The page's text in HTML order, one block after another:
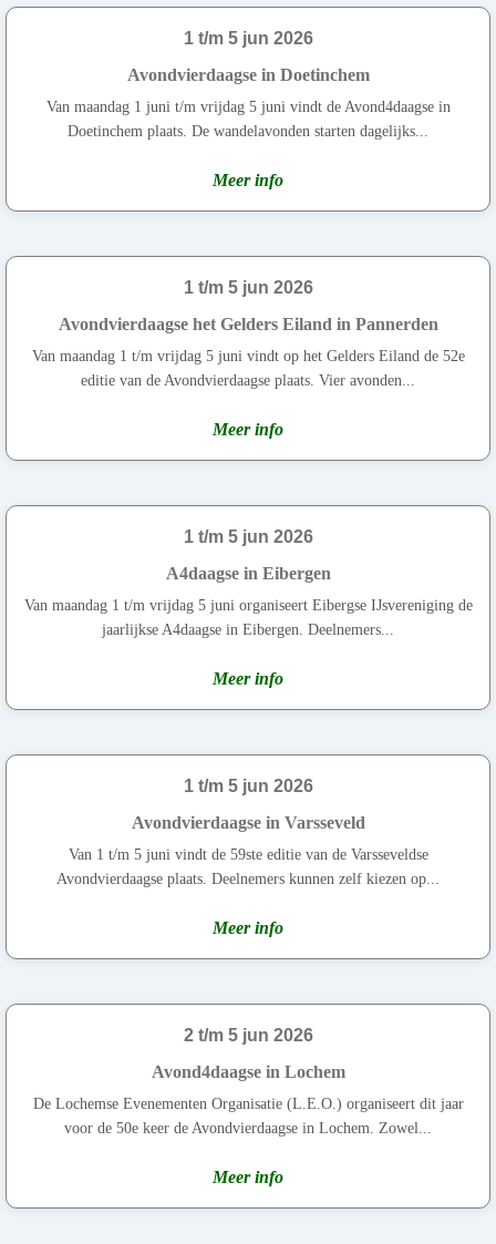
1 t/m 5 jun 2026
Avondvierdaagse in Doetinchem
Van maandag 1 juni t/m vrijdag 5 juni vindt de Avond4daagse in
Doetinchem plaats. De wandelavonden starten dagelijks...
Meer info
1 t/m 5 jun 2026
Avondvierdaagse het Gelders Eiland in Pannerden
Van maandag 1 t/m vrijdag 5 juni vindt op het Gelders Eiland de 52e
editie van de Avondvierdaagse plaats. Vier avonden...
Meer info
1 t/m 5 jun 2026
A4daagse in Eibergen
Van maandag 1 t/m vrijdag 5 juni organiseert Eibergse IJsvereniging de
jaarlijkse A4daagse in Eibergen. Deelnemers...
Meer info
1 t/m 5 jun 2026
Avondvierdaagse in Varsseveld
Van 1 t/m 5 juni vindt de 59ste editie van de Varsseveldse
Avondvierdaagse plaats. Deelnemers kunnen zelf kiezen op...
Meer info
2 t/m 5 jun 2026
Avond4daagse in Lochem
De Lochemse Evenementen Organisatie (L.E.O.) organiseert dit jaar
voor de 50e keer de Avondvierdaagse in Lochem. Zowel...
Meer info